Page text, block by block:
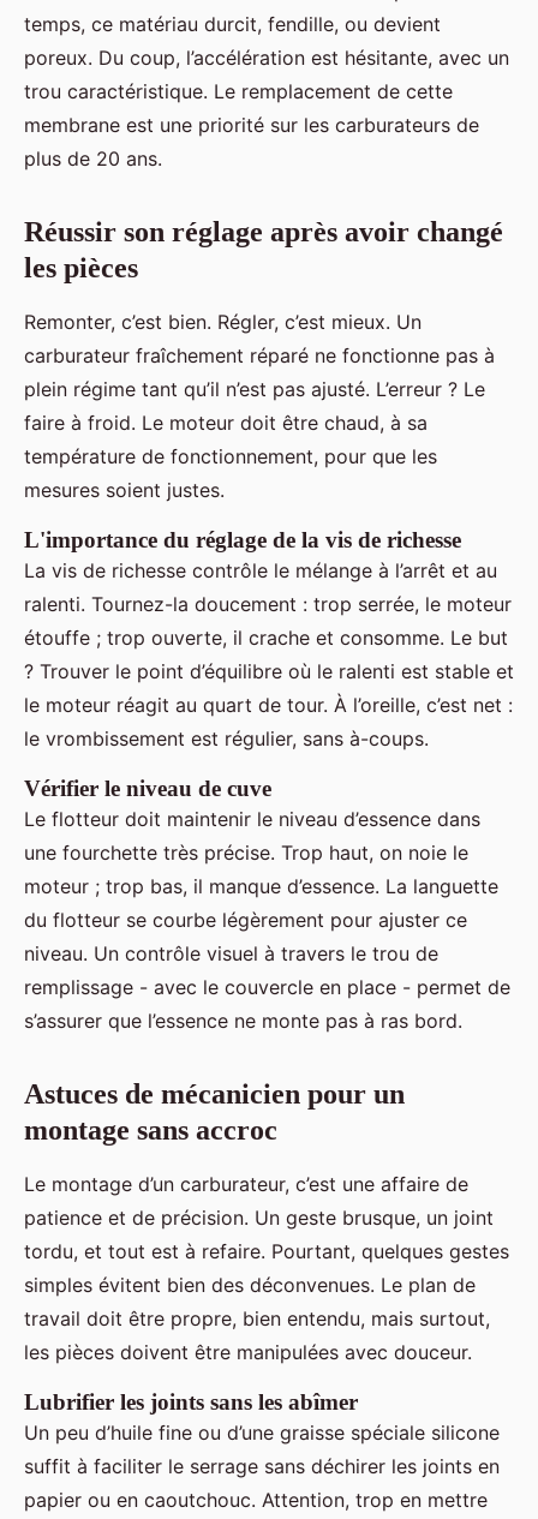
temps, ce matériau durcit, fendille, ou devient
poreux. Du coup, l’accélération est hésitante, avec un
trou caractéristique. Le remplacement de cette
membrane est une priorité sur les carburateurs de
plus de 20 ans.
Réussir son réglage après avoir changé
les pièces
Remonter, c’est bien. Régler, c’est mieux. Un
carburateur fraîchement réparé ne fonctionne pas à
plein régime tant qu’il n’est pas ajusté. L’erreur ? Le
faire à froid. Le moteur doit être chaud, à sa
température de fonctionnement, pour que les
mesures soient justes.
L'importance du réglage de la vis de richesse
La vis de richesse contrôle le mélange à l’arrêt et au
ralenti. Tournez-la doucement : trop serrée, le moteur
étouffe ; trop ouverte, il crache et consomme. Le but
? Trouver le point d’équilibre où le ralenti est stable et
le moteur réagit au quart de tour. À l’oreille, c’est net :
le vrombissement est régulier, sans à-coups.
Vérifier le niveau de cuve
Le flotteur doit maintenir le niveau d’essence dans
une fourchette très précise. Trop haut, on noie le
moteur ; trop bas, il manque d’essence. La languette
du flotteur se courbe légèrement pour ajuster ce
niveau. Un contrôle visuel à travers le trou de
remplissage - avec le couvercle en place - permet de
s’assurer que l’essence ne monte pas à ras bord.
Astuces de mécanicien pour un
montage sans accroc
Le montage d’un carburateur, c’est une affaire de
patience et de précision. Un geste brusque, un joint
tordu, et tout est à refaire. Pourtant, quelques gestes
simples évitent bien des déconvenues. Le plan de
travail doit être propre, bien entendu, mais surtout,
les pièces doivent être manipulées avec douceur.
Lubrifier les joints sans les abîmer
Un peu d’huile fine ou d’une graisse spéciale silicone
suffit à faciliter le serrage sans déchirer les joints en
papier ou en caoutchouc. Attention, trop en mettre